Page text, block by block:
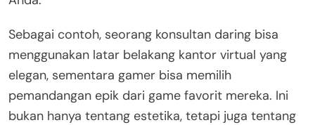
Sebagai contoh, seorang konsultan daring bisa
menggunakan latar belakang kantor virtual yang
elegan, sementara gamer bisa memilih
pemandangan epik dari game favorit mereka. Ini
bukan hanya tentang estetika, tetapi juga tentang